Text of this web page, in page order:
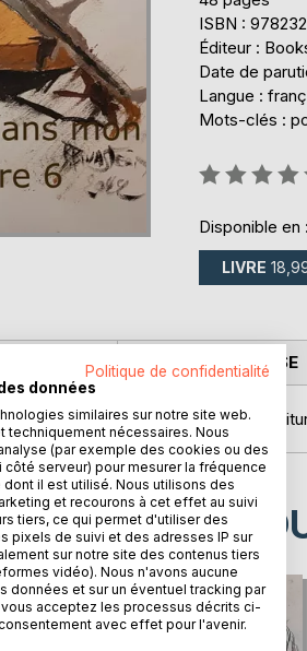
ISBN :
Éditeur :
Date de
Langue :
Mots-clés :
Évaluation:
Disponible en :
LIVRE
textes écrits lors des ateliers
AUTEUR(S) CRITIQUES PRESSE
TITRES À
Politique de confidentialité
données
similaires sur notre site web.
techniquement nécessaires. Nous
(par exemple des cookies ou des
serveur) pour mesurer la fréquence
il est utilisé. Nous utilisons des
et recourons à cet effet au suivi
tiers, ce qui permet d'utiliser des
pixels de suivi et des adresses IP sur
sur notre site des contenus tiers
vidéo). Nous n'avons aucune
données et sur un éventuel tracking par
acceptez les processus décrits ci-
avec effet pour l'avenir.